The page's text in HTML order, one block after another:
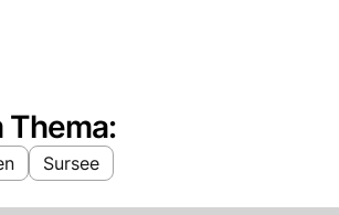
Thema:
Sursee